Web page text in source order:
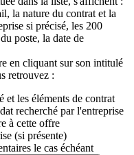
la nature du contrat et la
si précisé, les 200
poste, la date de
en cliquant sur son intitulé
retrouvez :
et les éléments de contrat
recherché par l'entreprise
à cette offre
(si présente)
le cas échéant